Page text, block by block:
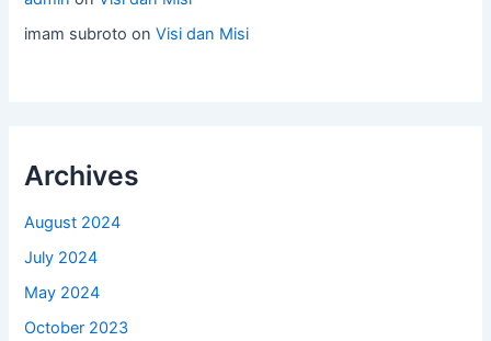
imam subroto onVisi dan Misi
Archives
August 2024
July 2024
May 2024
October 2023